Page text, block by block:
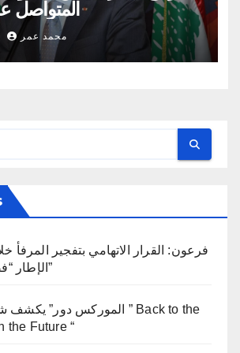
المتواصل
محمد عمر
فرعون: القرار الاتهامي بتفجير المرفأ
الإطار “فصل سابع ونصف”
the Future “